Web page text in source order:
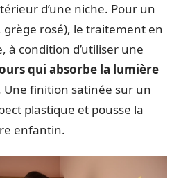
d’une niche. Pour un
grège rosé), le traitement en
à condition d’utiliser une
qui absorbe la lumière
Une finition satinée sur un
plastique et pousse la
enfantin.